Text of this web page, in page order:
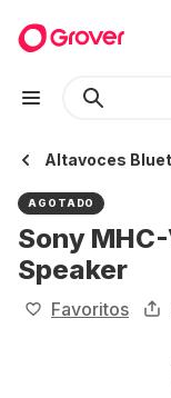
Altavoces
AGOTADO
Sony
Speaker
Favoritos